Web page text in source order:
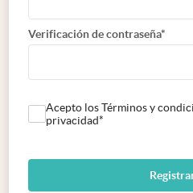
Verificación de contraseña*
Acepto los Términos y
privacidad*